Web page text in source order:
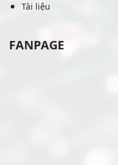
Tài liệu
FANPAGE